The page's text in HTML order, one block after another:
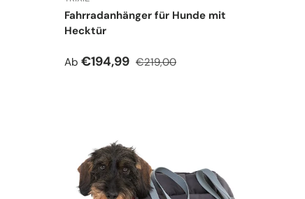
Fahrradanhänger für Hunde mit
Hecktür
Verkaufspreis
Ab €194,99 Normaler Preis
€219,00